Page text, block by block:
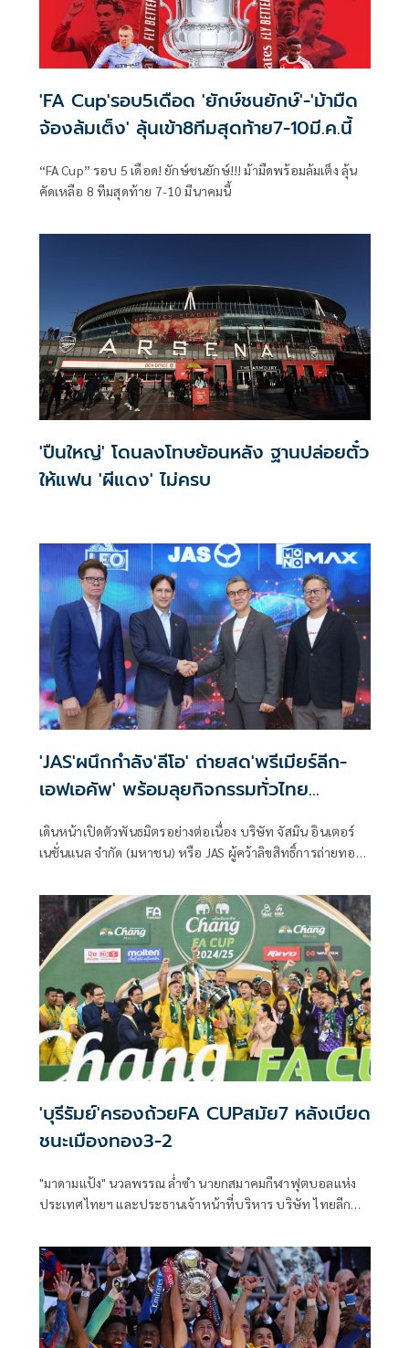
'FA Cup'รอบ5เดือด 'ยักษ์ชนยักษ์'-'ม้ามืด
จ้องล้มเต็ง' ลุ้นเข้า8ทีมสุดท้าย7-10มี.ค.นี้
“FA Cup” รอบ 5 เดือด! ยักษ์ชนยักษ์!!! ม้ามืดพร้อมล้มเต็ง ลุ้น
คัดเหลือ 8 ทีมสุดท้าย 7-10 มีนาคมนี้
'ปืนใหญ่' โดนลงโทษย้อนหลัง ฐานปล่อยตั๋ว
ให้แฟน 'ผีแดง' ไม่ครบ
'JAS'ผนึกกำลัง'ลีโอ' ถ่ายสด'พรีเมียร์ลีก-
เอฟเอคัพ' พร้อมลุยกิจกรรมทั่วไทย
เดินหน้าเปิดตัวพันธมิตรอย่างต่อเนื่อง บริษัท จัสมิน อินเตอร์
เนชั่นแนล จำกัด (มหาชน) หรือ JAS ผู้คว้าลิขสิทธิ์การถ่ายทอด
เอฟเอ คัพ (FA Cup) เป็นระยะเวลารวม 6 ฤดูกาล ใน 3 ประเทศ
ได้แก่ ประเทศไทย ประเทศกัมพูชาและประเทศลาวอย่างเต็ม
รูปแบบ ล่าสุด ได้ประกาศความร่วมมือครั้งสำคัญกับ “ลีโอ”
(LEO) ภายใต้ บริษัท บุญรอดเทรดดิ้ง จำกัด ในฐานะผู้สนับสนุน
หลัก (Main Broadcast Sponsor) การถ่ายทอดสดฟุตบอล
พรีเมียร์ลีกอังกฤษและเอฟเอคัพอย่างเป็นทางการ ในฤดูกาล
2025/26 ซึ่งจะเริ่มแข่งขันเปิดฤดูกาลครั้งแรกในวันที่ 16
สิงหาคม 2568 เป็นต้นไป
'บุรีรัมย์'ครองถ้วยFA CUPสมัย7 หลังเบียด
ชนะเมืองทอง3-2
"มาดามแป้ง" นวลพรรณ ล่ำซำ นายกสมาคมกีฬาฟุตบอลแห่ง
ประเทศไทยฯ และประธานเจ้าหน้าที่บริหาร บริษัท ไทยลีก
ช้าง เอฟเอ คัพ ประจำฤดูกาล 2024/25 ให้แก่ สโมสร บุรีรัมย์
ยูไนเต็ด หลังเอาชนะ เมืองทอง ยูไนเต็ด ไปด้วยสกอร์ 3-2 ที่
สนาม ธรรมศาสตร์ สเตเดียม จังหวัด ปทุมธานี เมื่อวันที่ 23
พฤษภาคม 2568 พร้อมรับเงินรางวัล 5,000,000 บาท